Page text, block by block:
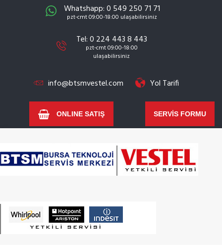
Whatshapp: 0 549 250 71 71
pzt-cmt 09:00-18:00 ulaşabilirsiniz
Tel: 0 224 443 8 443
pzt-cmt 09:00-18:00
ulaşabilirsiniz
info@btsmvestel.com Yol Tarifi
ONLINE SATIŞ SERVİS FORMU